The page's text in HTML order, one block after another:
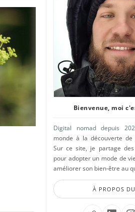
Bienvenue, moi
Digital nomad depuis
monde à la découverte de
Sur ce site, je partage
pour adopter un mode de
améliorer son bien-être au
À PROPOS